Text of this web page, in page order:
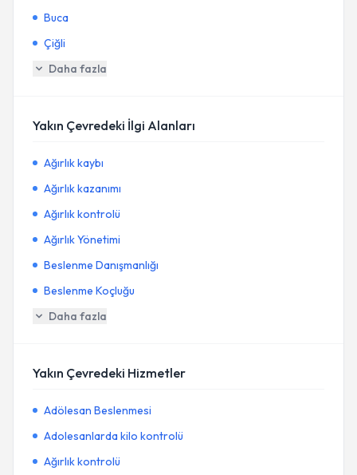
Buca
Çiğli
Daha fazla
Yakın Çevredeki İlgi Alanları
Ağırlık kaybı
Ağırlık kazanımı
Ağırlık kontrolü
Ağırlık Yönetimi
Beslenme Danışmanlığı
Beslenme Koçluğu
Daha fazla
Yakın Çevredeki Hizmetler
Adölesan Beslenmesi
Adolesanlarda kilo kontrolü
Ağırlık kontrolü